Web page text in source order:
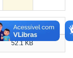
Tamanho
52.1 KB